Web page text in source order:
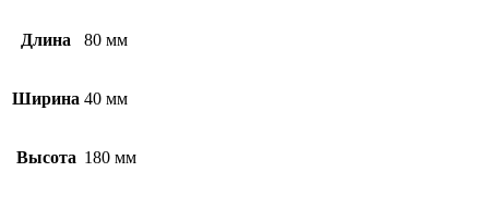
Длина 80 мм
Ширина 40 мм
Высота 180 мм